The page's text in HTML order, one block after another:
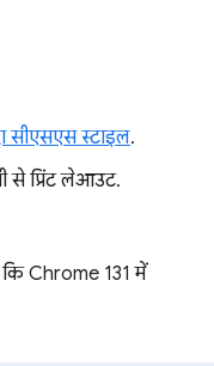
सीएसएस स्टाइल.
से प्रिंट लेआउट.
कि Chrome 131 में